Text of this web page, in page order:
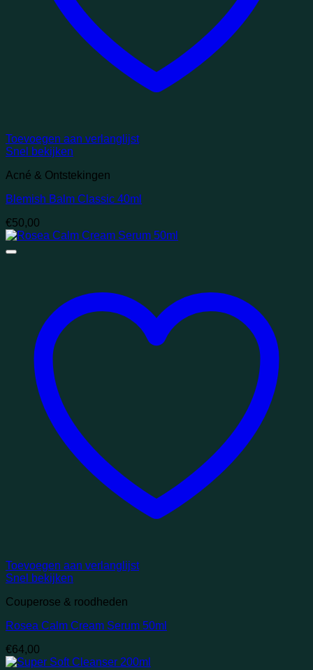
Toevoegen aan verlanglijst
Snel bekijken
Acné & Ontstekingen
Blemish Balm Classic 40ml
€50,00
Toevoegen aan verlanglijst
Snel bekijken
Couperose & roodheden
Rosea Calm Cream Serum 50ml
€64,00